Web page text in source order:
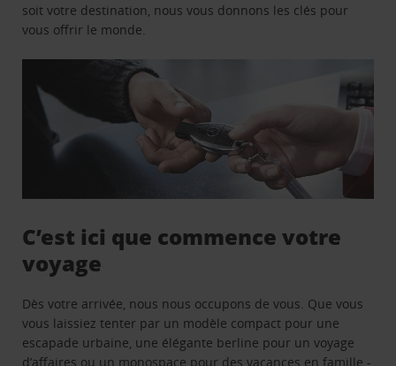
soit votre destination, nous vous donnons les clés pour
vous offrir le monde.
C’est ici que commence votre
voyage
Dès votre arrivée, nous nous occupons de vous. Que vous
vous laissiez tenter par un modèle compact pour une
escapade urbaine, une élégante berline pour un voyage
d’affaires ou un monospace pour des vacances en famille -